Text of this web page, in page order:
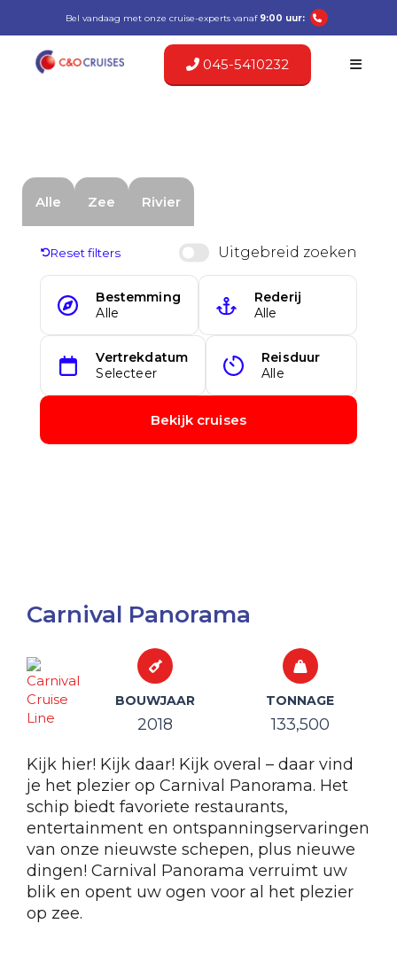
Bel vandaag met onze cruise-experts vanaf 9:00 uur:
045-5410232
Carnival Panorama
BOUWJAAR
2018
TONNAGE
133,500
Kijk hier! Kijk daar! Kijk overal – daar vind
je het plezier op Carnival Panorama. Het
schip biedt favoriete restaurants,
entertainment en ontspanningservaringen
van onze nieuwste schepen, plus nieuwe
dingen! Carnival Panorama verruimt uw
blik en opent uw ogen voor al het plezier
op zee.